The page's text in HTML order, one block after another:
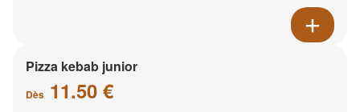
Pizza kebab junior
Dès 11.50 €